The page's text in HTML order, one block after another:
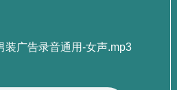
装广告录音通用-女声.mp3